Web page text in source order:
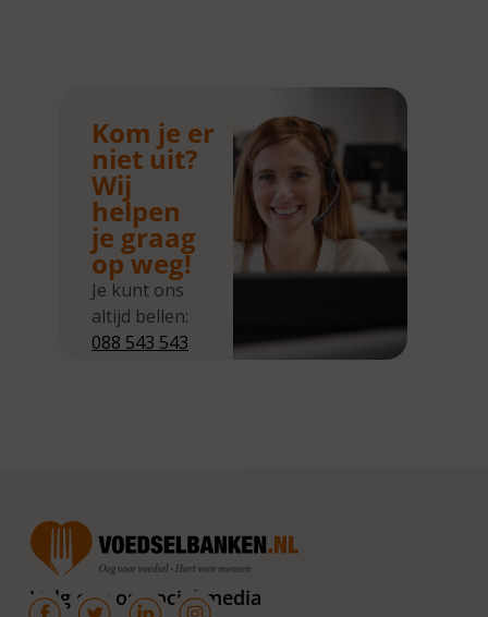
Kom je er
niet uit?
Wij
helpen
je graag
op weg!
Je kunt ons
altijd bellen:
088 543 543
van 10.00 –
16.00 uur. Op
de vrijdagen
Volg ons op social media